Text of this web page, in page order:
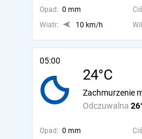
Opad: 0 mm
Wiatr:
10 km/h
05:00
24°C
Odczuwalna
Zachmurzenie
Opad: 0 mm